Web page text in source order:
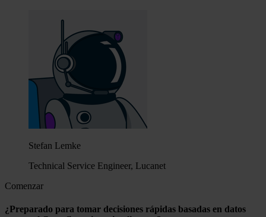
Stefan Lemke
Technical Service Engineer, Lucanet
Comenzar
¿Preparado para tomar decisiones rápidas basadas en datos